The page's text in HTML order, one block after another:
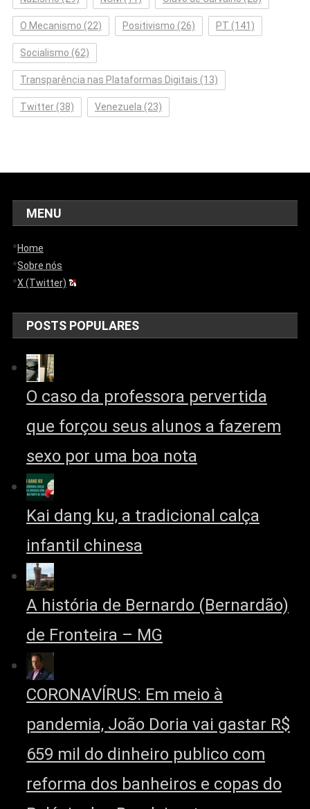
O Mecanismo (22) Positivismo (26) PT (141)
Socialismo (62)
Transparência nas Plataformas Digitais (13)
Twitter(38) Venezuela (23)
MENU
*Home
*Sobre nós
*X (Twitter)
POSTS POPULARES
O caso da professora pervertida
que forçou seus alunos a fazerem
sexo por uma boa nota
Kai dang ku, a tradicional calça
infantil chinesa
A história de Bernardo (Bernardão)
de Fronteira – MG
CORONAVÍRUS: Em meio à
pandemia, João Doria vai gastar R$
659 mil do dinheiro publico com
reforma dos banheiros e copas do